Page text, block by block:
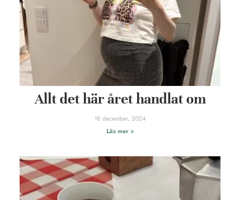
Allt det här året handlat om
18 december, 2024
Läs mer »